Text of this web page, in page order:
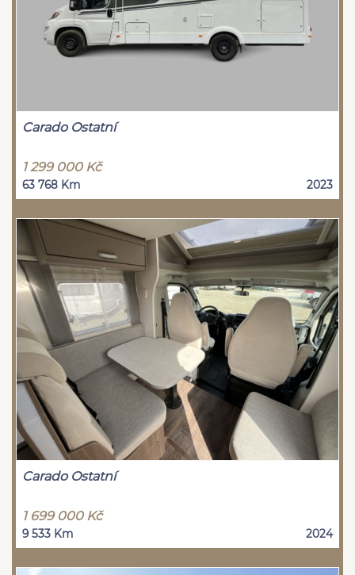
Carado Ostatní
1 299 000 Kč
63 768 Km 2023
Carado Ostatní
1 699 000 Kč
9 533 Km 2024